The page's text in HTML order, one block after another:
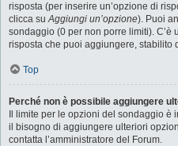
risposta (per inserire un’opzione di
clicca suAggiungi un’opzione). Puoi
sondaggio (0 per non porre limiti). C’è
risposta che puoi aggiungere, stabilito
Top
Perché non è possibile aggiungere
Il limite per le opzioni del sondaggio è
il bisogno di aggiungere ulteriori
contatta l’amministratore del Forum.